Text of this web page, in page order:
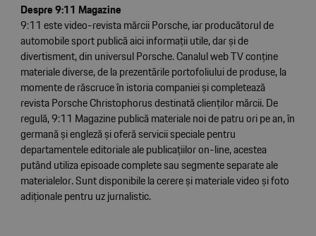
Despre 9:11 Magazine
9:11 este video-revista mărcii Porsche, iar producătorul de
automobile sport publică aici informații utile, dar și de
divertisment, din universul Porsche. Canalul web TV conține
materiale diverse, de la prezentările portofoliului de produse, la
momente de răscruce în istoria companiei și completează
revista Porsche Christophorus destinată clienților mărcii. De
regulă, 9:11 Magazine publică materiale noi de patru ori pe an, în
germană și engleză și oferă servicii speciale pentru
departamentele editoriale ale publicațiilor on-line, acestea
putând utiliza episoade complete sau segmente separate ale
materialelor. Sunt disponibile la cerere și materiale video și foto
adiționale pentru uz jurnalistic.